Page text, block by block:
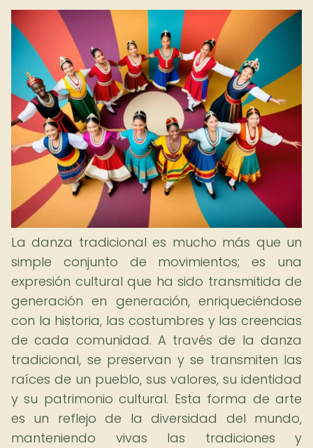
La danza tradicional es mucho más que un
simple conjunto de movimientos; es una
expresión cultural que ha sido transmitida de
generación en generación, enriqueciéndose
con la historia, las costumbres y las creencias
de cada comunidad. A través de la danza
tradicional, se preservan y se transmiten las
raíces de un pueblo, sus valores, su identidad
y su patrimonio cultural. Esta forma de arte
es un reflejo de la diversidad del mundo,
manteniendo vivas las tradiciones y